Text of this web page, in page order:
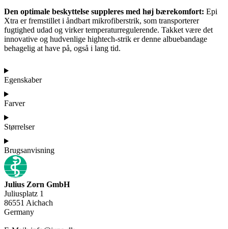
Den optimale beskyttelse suppleres med høj bærekomfort: Epi
Xtra er fremstillet i åndbart mikrofiberstrik, som transporterer
fugtighed udad og virker temperaturregulerende. Takket være det
innovative og hudvenlige hightech-strik er denne albuebandage
behagelig at have på, også i lang tid.
Egenskaber
Farver
Størrelser
Brugsanvisning
Julius Zorn GmbH
Juliusplatz 1
86551 Aichach
Germany